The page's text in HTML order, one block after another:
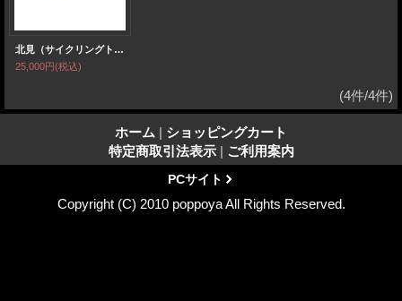
北見（サイクリングトレイン）斜里
25,000円(税込)
(4件/4件)
ホーム | ショッピングカート
特定商取引法表示 | ご利用案内
PCサイト
Copyright (C) 2010 poppoya All Rights Reserved.